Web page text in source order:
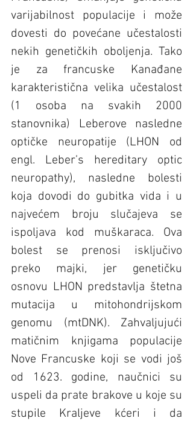
varijabilnost populacije i može
dovesti do povećane učestalosti
nekih genetičkih oboljenja. Tako
je za francuske Kanađane
karakteristična velika učestalost
(1 osoba na svakih 2000
stanovnika) Leberove nasledne
optičke neuropatije (LHON od
engl. Leber’s hereditary optic
neuropathy), nasledne bolesti
koja dovodi do gubitka vida i u
najvećem broju slučajeva se
ispoljava kod muškaraca. Ova
bolest se prenosi isključivo
preko majki, jer genetičku
osnovu LHON predstavlja štetna
mutacija u mitohondrijskom
genomu (mtDNK). Zahvaljujući
matičnim knjigama populacije
Nove Francuske koji se vodi još
od 1623. godine, naučnici su
uspeli da prate brakove u koje su
stupile Kraljeve kćeri i da